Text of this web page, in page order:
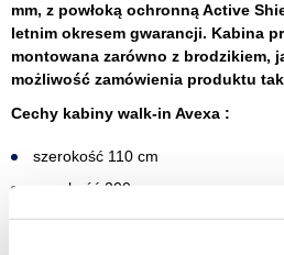
mm, z powłoką ochronną Active
letnim okresem gwarancji. Kabina
montowana zarówno z brodzikiem,
możliwość zamówienia produktu
Cechy kabiny walk-in Avexa :
szerokość 110 cm
wysokość 200 cm
szkło hartowane przeźroczyste